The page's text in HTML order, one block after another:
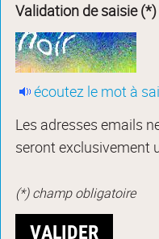
Validation de saisie (*)
écoutez le mot à
Les adresses emails
seront exclusivement
(*) champ obligatoire